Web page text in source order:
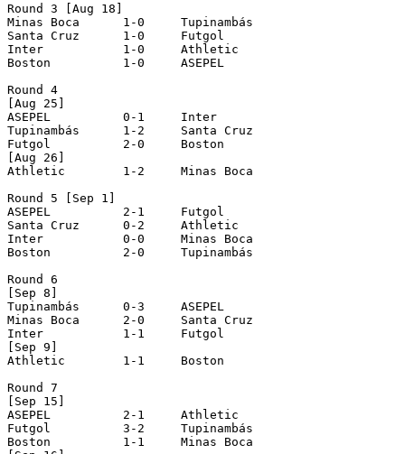
Round 3 [Aug 18]
Minas Boca	1-0	Tupinambás
Santa Cruz	1-0	Futgol
Inter		1-0	Athletic
Boston		1-0	ASEPEL
Round 4
[Aug 25]
ASEPEL		0-1	Inter
Tupinambás	1-2	Santa Cruz
Futgol		2-0	Boston
[Aug 26]
Athletic	1-2	Minas Boca
Round 5 [Sep 1]
ASEPEL		2-1	Futgol
Santa Cruz	0-2	Athletic
Inter		0-0	Minas Boca
Boston		2-0	Tupinambás
Round 6
[Sep 8]
Tupinambás	0-3	ASEPEL
Minas Boca	2-0	Santa Cruz
Inter		1-1	Futgol
[Sep 9]
Athletic	1-1	Boston
Round 7
[Sep 15]
ASEPEL		2-1	Athletic
Futgol		3-2	Tupinambás
Boston		1-1	Minas Boca